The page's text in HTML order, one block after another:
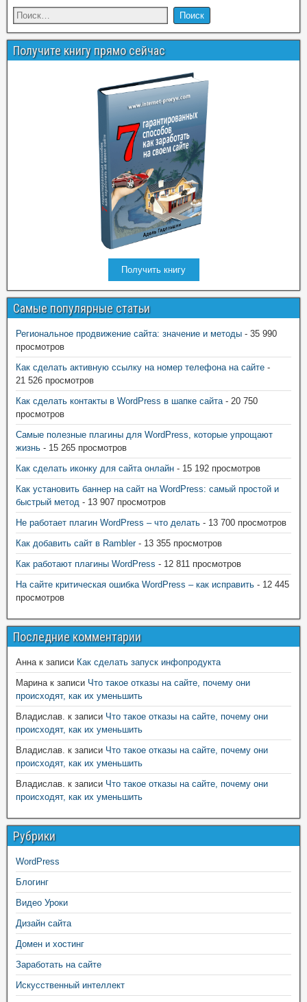
Получите книгу прямо сейчас
Получить книгу
Самые популярные статьи
Региональное продвижение сайта: значение и методы - 35 990
просмотров
Как сделать активную ссылку на номер телефона на сайте -
21 526 просмотров
Как сделать контакты в WordPress в шапке сайта- 20 750
просмотров
Самые полезные плагины для WordPress, которые упрощают
жизнь - 15 265 просмотров
Как сделать иконку для сайта онлайн - 15 192 просмотров
Как установить баннер на сайт на WordPress: самый простой и
быстрый метод - 13 907 просмотров
Не работает плагин WordPress – что делать - 13 700 просмотров
Как добавить сайт в Rambler- 13 355 просмотров
Как работают плагины WordPress - 12 811 просмотров
На сайте критическая ошибка WordPress – как исправить - 12 445
просмотров
Последние комментарии
Аннак записи Как сделать запуск инфопродукта
Маринак записи Что такое отказы на сайте, почему они
происходят, как их уменьшить
Владислав. к записи Что такое отказы на сайте, почему они
происходят, как их уменьшить
Владислав. к записи Что такое отказы на сайте, почему они
происходят, как их уменьшить
Владислав. к записи Что такое отказы на сайте, почему они
происходят, как их уменьшить
Рубрики
WordPress
Блогинг
Видео Уроки
Дизайн сайта
Домен и хостинг
Заработать на сайте
Искусственный интеллект